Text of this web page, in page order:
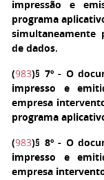
impressão e
programa
simultaneamente
de dados.
(983)§ 7º- O
impresso e
empresa
programa
(983)§ 8º- O
impresso e
empresa